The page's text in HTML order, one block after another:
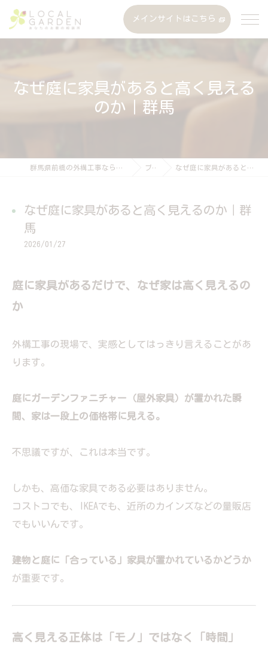
メインサイトはこちら
なぜ庭に家具があると高く見える
のか｜群馬
群馬県前橋の外構工事なら株式会社ローカルガーデン ブログ なぜ庭に家具があると高く見えるのか｜群馬
なぜ庭に家具があると高く見えるのか｜群
馬
2026/01/27
庭に家具があるだけで、なぜ家は高く見えるの
か
外構工事の現場で、実感としてはっきり言えることがあ
ります。
庭にガーデンファニチャー（屋外家具）が置かれた瞬
間、家は一段上の価格帯に見える。
不思議ですが、これは本当です。
しかも、高価な家具である必要はありません。
コストコでも、IKEAでも、近所のカインズなどの量販店
でもいいんです。
建物と庭に「合っている」家具が置かれているかどうか
が重要です。
高く見える正体は「モノ」ではなく「時間」